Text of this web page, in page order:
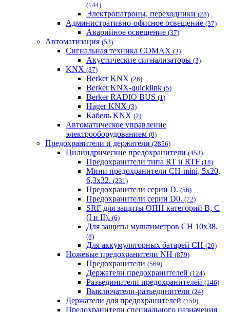
(144)
Электропатроны, переходники (28)
Административно-офисное освещение (37)
Аварийное освещение (37)
Автоматизация (53)
Сигнальная техника COMAX (3)
Акустические сигнализаторы (3)
KNX (37)
Berker KNX (26)
Berker KNX-quicklink (5)
Berker RADIO BUS (1)
Hager KNX (3)
Кабель KNX (2)
Автоматическое управление
электрооборудованием (0)
Предохранители и держатели (2856)
Цилиндрические предохранители (453)
Предохранители типа RT и RTF (18)
Мини предохранители CH-mini, 5x20,
6,3x32. (231)
Предохранители серии D. (56)
Предохранители серии D0. (72)
SRF для защиты ОПН категорий B, C
(I и II). (6)
Для защиты мультиметров CH 10х38.
(8)
Для аккумуляторных батарей CH (20)
Ножевые предохранители NH (879)
Предохранители (569)
Держатели предохранителей (124)
Разъединители предохранителей (146)
Выключатели-разъединители (24)
Держатели для предохранителей (150)
Предохранители специального назначения